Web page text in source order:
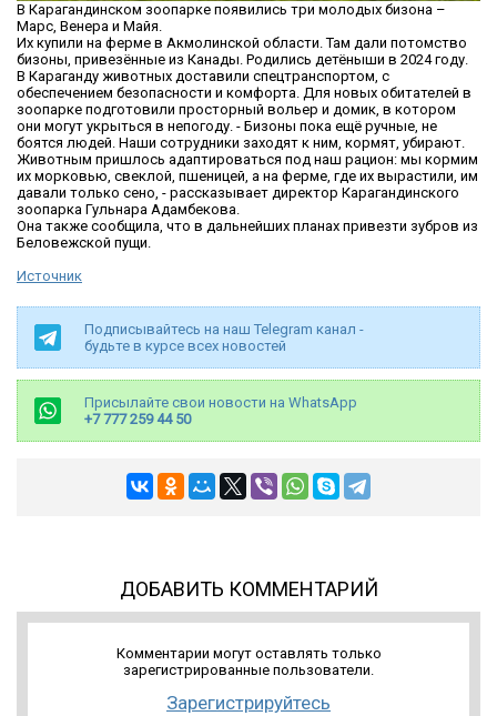
В Карагандинском зоопарке появились три молодых бизона –
Марс, Венера и Майя.
Их купили на ферме в Акмолинской области. Там дали потомство
бизоны, привезённые из Канады. Родились детёныши в 2024 году.
В Караганду животных доставили спецтранспортом, с
обеспечением безопасности и комфорта. Для новых обитателей в
зоопарке подготовили просторный вольер и домик, в котором
они могут укрыться в непогоду. - Бизоны пока ещё ручные, не
боятся людей. Наши сотрудники заходят к ним, кормят, убирают.
Животным пришлось адаптироваться под наш рацион: мы кормим
их морковью, свеклой, пшеницей, а на ферме, где их вырастили, им
давали только сено, - рассказывает директор Карагандинского
зоопарка Гульнара Адамбекова.
Она также сообщила, что в дальнейших планах привезти зубров из
Беловежской пущи.
Источник
Подписывайтесь на наш Telegram канал -
будьте в курсе всех новостей
Присылайте свои новости на WhatsApp
+7 777 259 44 50
ДОБАВИТЬ КОММЕНТАРИЙ
Комментарии могут оставлять только
зарегистрированные пользователи.
Зарегистрируйтесь